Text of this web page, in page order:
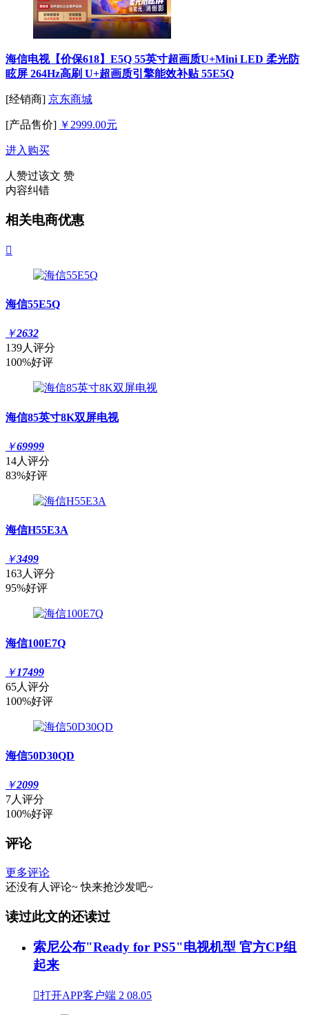
海信电视【价保618】E5Q 55英寸超画质U+Mini LED 柔光防
眩屏 264Hz高刷 U+超画质引擎能效补贴 55E5Q
[经销商] 京东商城
[产品售价] ￥2999.00元
进入购买
人赞过该文 赞
内容纠错
相关电商优惠

海信55E5Q
￥2632
139人评分
100%好评
海信85英寸8K双屏电视
￥69999
14人评分
83%好评
海信H55E3A
￥3499
163人评分
95%好评
海信100E7Q
￥17499
65人评分
100%好评
海信50D30QD
￥2099
7人评分
100%好评
评论
更多评论
还没有人评论~ 快来抢沙发吧~
读过此文的还读过
索尼公布"Ready for PS5"电视机型 官方CP组
起来
打开APP客户端 2 08.05